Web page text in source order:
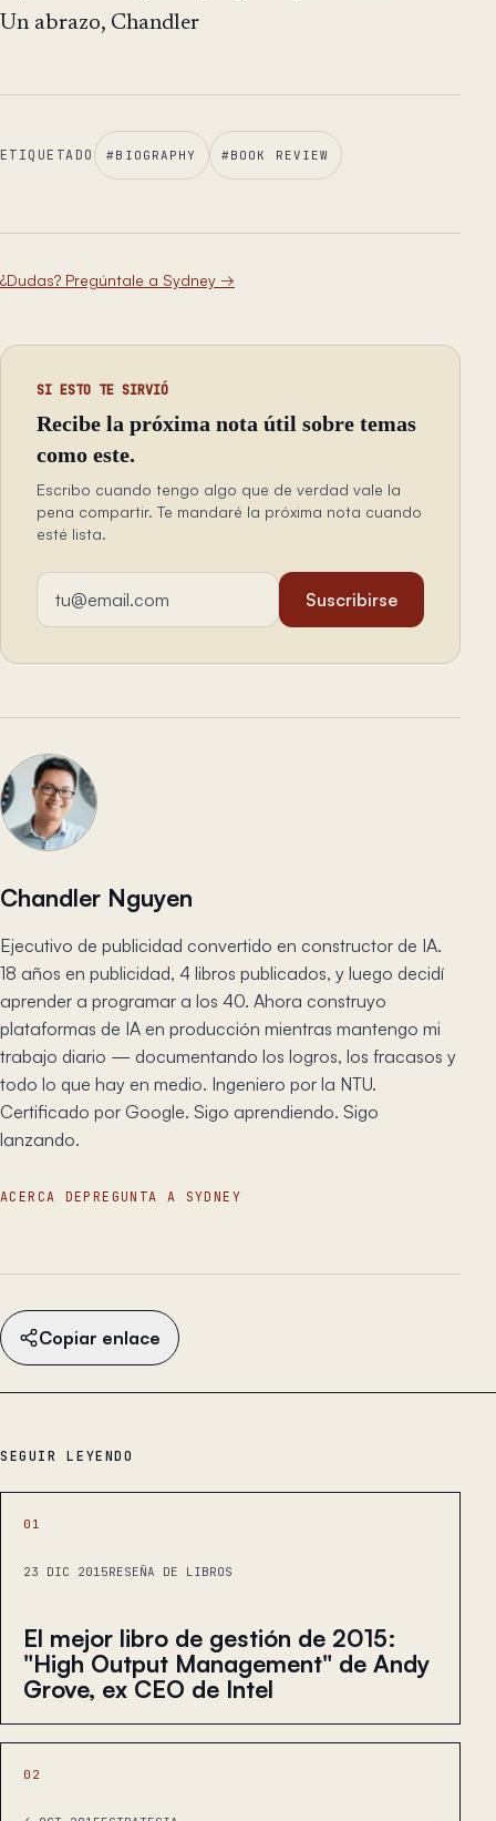
Un abrazo, Chandler
ETIQUETADO #BIOGRAPHY #BOOK REVIEW
¿Dudas? Pregúntale a Sydney →
SI ESTO TE SIRVIÓ
Recibe la próxima nota útil sobre temas
como este.
Escribo cuando tengo algo que de verdad vale la
pena compartir. Te mandaré la próxima nota cuando
esté lista.
Dirección de email
Suscribirse
Chandler Nguyen
Ejecutivo de publicidad convertido en constructor de IA.
18 años en publicidad, 4 libros publicados, y luego decidí
aprender a programar a los 40. Ahora construyo
plataformas de IA en producción mientras mantengo mi
trabajo diario — documentando los logros, los fracasos y
todo lo que hay en medio. Ingeniero por la NTU.
Certificado por Google. Sigo aprendiendo. Sigo
lanzando.
ACERCA DE PREGUNTA A SYDNEY
Copiar enlace
SEGUIR LEYENDO
01
23 DIC 2015RESEÑA DE LIBROS
El mejor libro de gestión de 2015:
"High Output Management" de Andy
Grove, ex CEO de Intel
02